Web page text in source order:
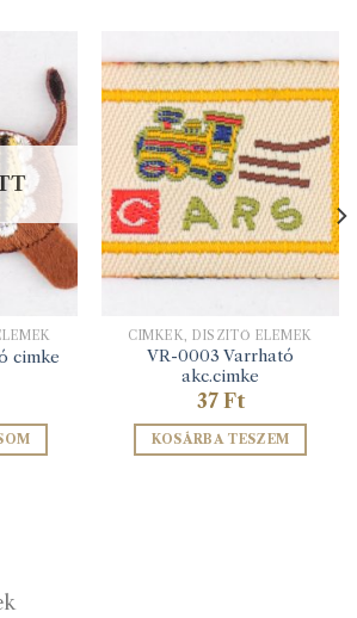
cimke
CIMKÉK, DÍSZÍTŐ ELEMEK
VR-0003 Varrható
akc.cimke
37 Ft
KOSÁRBA TESZEM